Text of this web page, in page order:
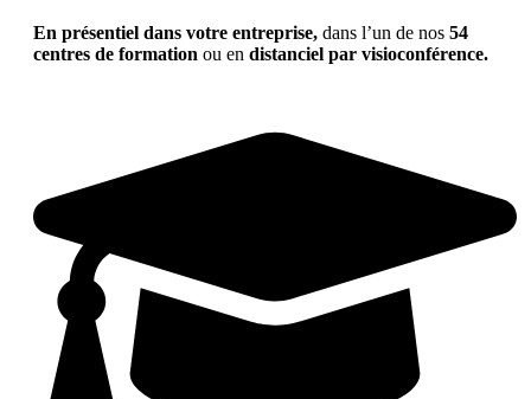
En présentiel dans votre entreprise, dans l’un de nos 54
centres de formation ou en distanciel par visioconférence.